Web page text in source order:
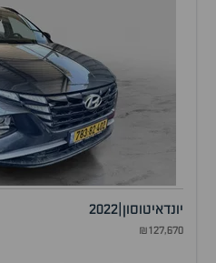
יונדאיטוסון 2022
₪127,670